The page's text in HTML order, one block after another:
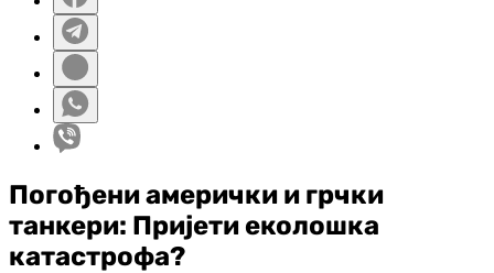
Погођени амерички и грчки
танкери: Пријети еколошка
катастрофа?